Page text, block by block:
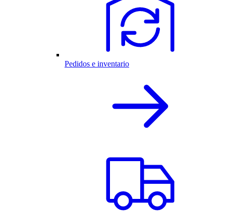
Pedidos e inventario